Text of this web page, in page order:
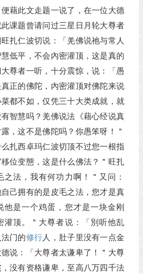
藉此文走题一说了，在一位大德
课题曾请问过三星日月轮大尊者
扎仁波切说：「羌佛说祂与常人
低平，不会內密灌顶，这是真的
尊者一听，十分震惊，说：「愚
正的佛陀，內密灌顶对佛陀来说
都不如，仅凭三十大类成就，就
智慧吗？羌佛说法《藉心经说真
，这不是佛陀吗？你愚笨呀！＂
扎西卓玛仁波切顶不过您一根指
位变態，这是什么佛法？＂旺扎
之法，我有何功力啊！＂又问：
自己拥有的是皮毛之法，您才是真
他是一个鸡蛋，您才是一块金刚
灌顶。＂大尊者说：「別听他乱
门的修行 人，肚子里没有一点金
说：「大尊者太谦卑了！＂大尊
没有资格谦卑，至高八万四千法